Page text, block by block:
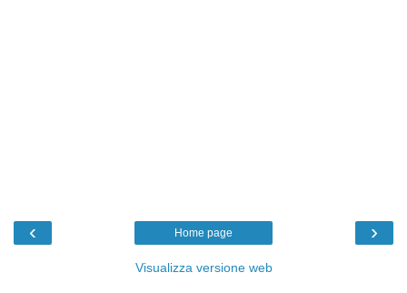
‹ ›
Home page
Visualizza versione web